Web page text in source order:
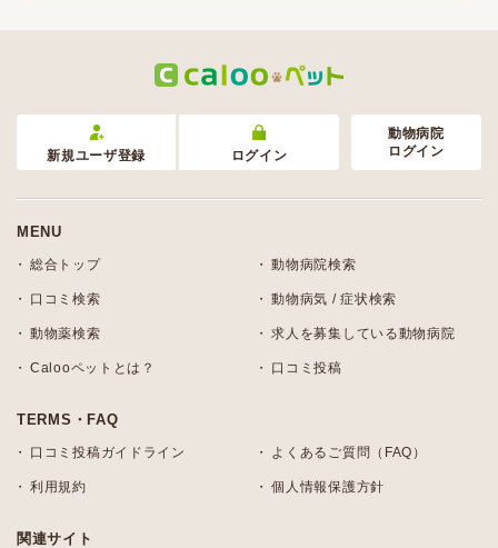
新規ユーザ登録 ログイン
動物病院
ログイン
MENU
総合トップ 動物病院検索
口コミ検索 動物病気 / 症状検索
動物薬検索 求人を募集している動物病院
Calooペットとは？ 口コミ投稿
TERMS・FAQ
口コミ投稿ガイドライン よくあるご質問（FAQ）
利用規約 個人情報保護方針
関連サイト